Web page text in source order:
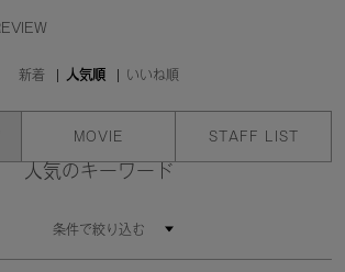
新着 人気順 いいね順
MOVIE STAFF LIST
人気のキーワード
条件で絞り込む